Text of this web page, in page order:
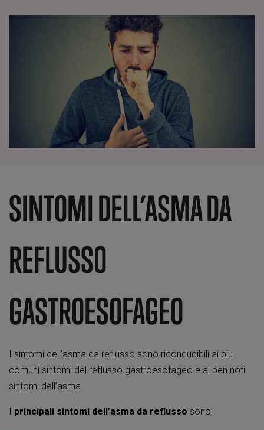
SINTOMI DELL’ASMA DA
REFLUSSO
GASTROESOFAGEO
I sintomi dell’asma da reflusso sono riconducibili ai più
comuni sintomi del reflusso gastroesofageo e ai ben noti
sintomi dell’asma.
principali sintomi dell’asma da reflusso sono: